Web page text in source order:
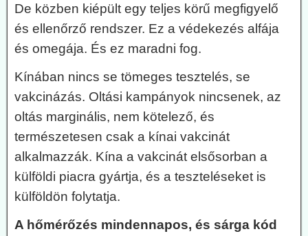
De közben kiépült egy teljes körű megfigyelő
és ellenőrző rendszer. Ez a védekezés alfája
és omegája. És ez maradni fog.
Kínában nincs se tömeges tesztelés, se
vakcinázás. Oltási kampányok nincsenek, az
oltás marginális, nem kötelező, és
természetesen csak a kínai vakcinát
alkalmazzák. Kína a vakcinát elsősorban a
külföldi piacra gyártja, és a teszteléseket is
külföldön folytatja.
A hőmérőzés mindennapos, és sárga kód